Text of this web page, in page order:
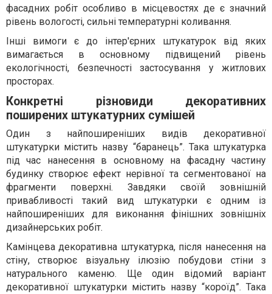
фасадних робіт особливо в місцевостях де є значний
рівень вологості, сильні температурні коливання.
Інші вимоги є до інтер'єрних штукатурок від яких
вимагається в основному підвищений рівень
екологічності, безпечності застосування у житлових
просторах.
Конкретні різновиди декоративних
поширених штукатурних сумішей
Один з найпоширеніших видів декоративної
штукатурки містить назву “баранець”. Така штукатурка
під час нанесення в основному на фасадну частину
будинку створює ефект нерівної та сегментованої на
фрагменти поверхні. Завдяки своїй зовнішній
привабливості такий вид штукатурки є одним із
найпоширеніших для виконання фінішних зовнішніх
дизайнерських робіт.
Камінцева декоративна штукатурка, після нанесення на
стіну, створює візуальну ілюзію побудови стіни з
натурального каменю. Ще один відомий варіант
декоративної штукатурки містить назву “короїд”. Така